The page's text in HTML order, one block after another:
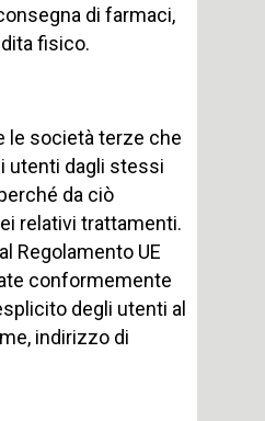
di farmaci,
fisico.
le società terze che
utenti dagli stessi
da ciò
relativi trattamenti.
Regolamento UE
conformemente
degli utenti al
indirizzo di